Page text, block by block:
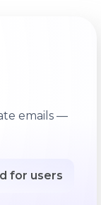
emails —
for users